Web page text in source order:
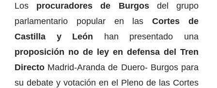
Los procuradores de Burgosdel grupo
parlamentario popular en lasCortes de
Castilla y León han presentado una
proposición no de ley en defensa del Tren
Directo Madrid-Aranda de Duero- Burgos para
su debate y votación en el Pleno de las Cortes